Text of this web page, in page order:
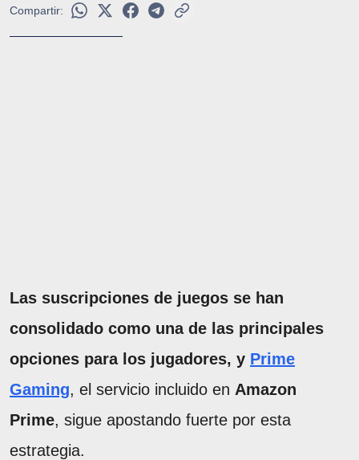
Compartir:
Las suscripciones de juegos se han
consolidado como una de las principales
opciones para los jugadores, y Prime
Gaming, el servicio incluido en Amazon
Prime, sigue apostando fuerte por esta
estrategia.